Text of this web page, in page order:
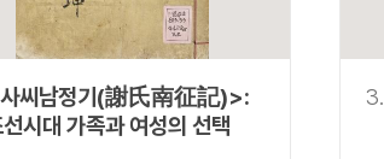
나온 후 “정약용”이 나오지 않는 자
씨남정기(謝氏南征記)>:
시대 가족과 여성의 선택
3.